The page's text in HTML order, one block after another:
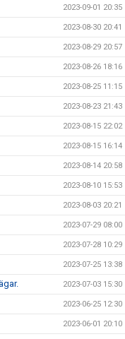
2023-09-01 20:35
2023-08-30 20:41
2023-08-29 20:57
2023-08-26 18:16
2023-08-25 11:15
2023-08-23 21:43
2023-08-15 22:02
2023-08-15 16:14
2023-08-14 20:58
2023-08-10 15:53
2023-08-03 20:21
2023-07-29 08:00
2023-07-28 10:29
2023-07-25 13:38
2023-07-03 15:30
2023-06-25 12:30
2023-06-01 20:10